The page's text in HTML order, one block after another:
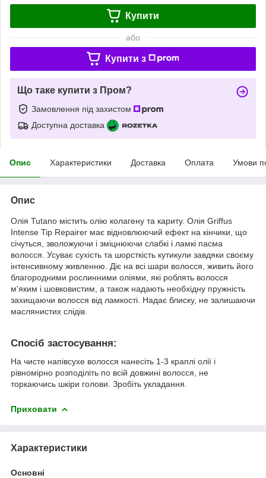
Купити
або
Купити з
Що таке купити з Пром?
Замовлення під захистом
Доступна доставка
Опис Характеристики Доставка Оплата Умови
Опис
Олія Tutano містить олію колагену та кариту. Олія Griffus
Intense Tip Repairer має відновлюючий ефект на кінчики, що
січуться, зволожуючи і зміцнюючи слабкі і ламкі пасма
волосся. Усуває сухість та шорсткість кутикули завдяки своєму
інтенсивному живленню. Діє на всі шари волосся, живить його
благородними рослинними оліями, які роблять волосся
м'яким і шовковистим, а також надають необхідну пружність
захищаючи волосся від ламкості. Надає блиску, не залишаючи
маслянистих слідів.
Спосіб застосування:
На чисте напівсухе волосся нанесіть 1-3 краплі олії і
рівномірно розподіліть по всій довжині волосся, не
торкаючись шкіри голови. Зробіть укладання.
Приховати
Характеристики
Основні